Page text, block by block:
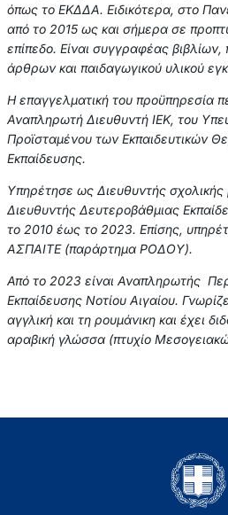
όπως το ΕΚΔΔΑ. Ειδικότερα, στο
από το 2015 ως και σήμερα σε
επίπεδο. Είναι συγγραφέας
άρθρων και παιδαγωγικού υλικού
Η επαγγελματική του προϋπηρεσία
Αναπληρωτή Διευθυντή ΙΕΚ, του
Προϊσταμένου των Εκπαιδευτικών
Εκπαίδευσης.
Υπηρέτησε ως Διευθυντής
Διευθυντής Δευτεροβάθμιας
το 2010 έως το 2023. Επίσης,
ΑΣΠΑΙΤΕ (παράρτημα ΡΟΔΟΥ).
Από το 2023 είναι Αναπληρωτής
Εκπαίδευσης Νοτίου Αιγαίου.
αγγλική και τη ρουμάνικη και έχει
αραβική γλώσσα (πτυχίο